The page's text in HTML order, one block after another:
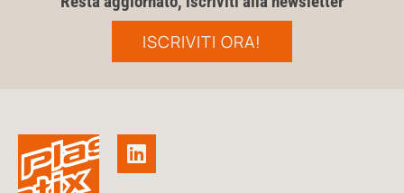
ISCRIVITI ORA!